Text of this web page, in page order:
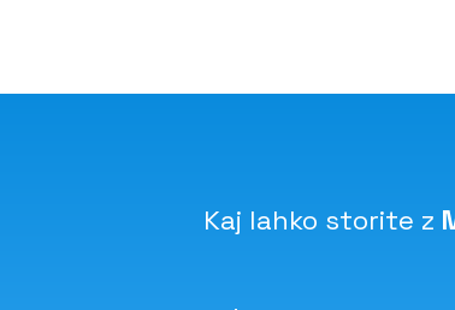
Kaj lahko storite z